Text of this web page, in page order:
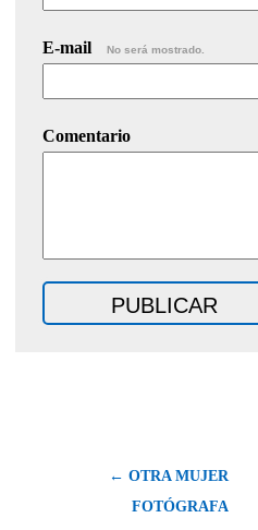
E-mail No será mostrado.
Comentario
← OTRA MUJER
FOTÓGRAFA